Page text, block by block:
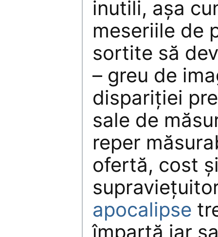
inutili, aşa
meseriile de
sortite să
– greu de
dispariţiei
sale de
reper
ofertă, cost
apocalipse
împartă iar